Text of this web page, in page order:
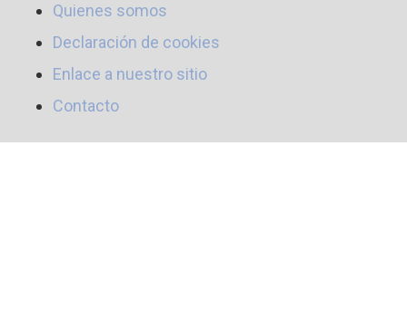
Quienes somos
Declaración de cookies
Enlace a nuestro sitio
Contacto